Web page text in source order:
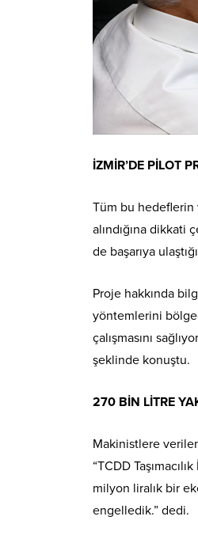
İZMİR’DE PİLOT
Tüm bu hedeflerin
alındığına dikkati
de başarıya
Proje hakkında
yöntemlerini
çalışmasını
şeklinde konuştu.
270 BİN LİTRE
Makinistlere
“TCDD
milyon liralık bir
engelledik.” dedi.